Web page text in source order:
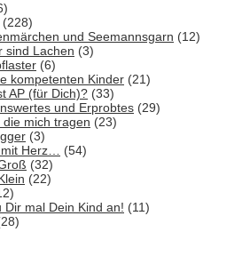
(228)
und Seemannsgarn (12)
sind Lachen (3)
(6)
kompetenten Kinder (21)
AP (für Dich)? (33)
und Erprobtes (29)
die mich tragen (23)
(3)
mit Herz… (54)
(32)
(22)
Dir mal Dein Kind an! (11)